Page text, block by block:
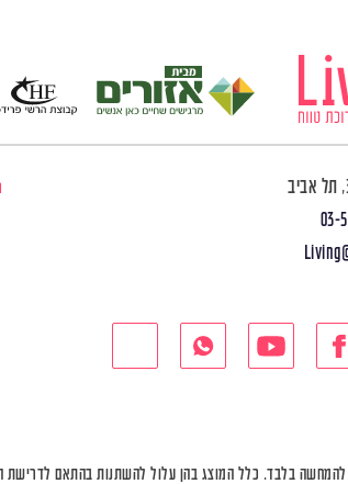
03-
להמחשה בלבד. כלל המוצג בהן עלול להשתנות בהתאם לדרישת